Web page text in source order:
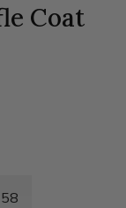
Coat
58